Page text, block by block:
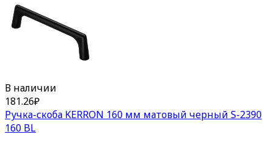
В наличии
181.26₽
Ручка-скоба KERRON 160 мм матовый черный S-2390
160 BL